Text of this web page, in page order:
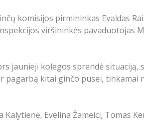
komisijos pirmininkas Evaldas
viršininkės pavaduotojas
jaunieji kolegos sprendė situaciją,
kitai ginčo pusei, tinkamai
Evelina Žameici, Tomas